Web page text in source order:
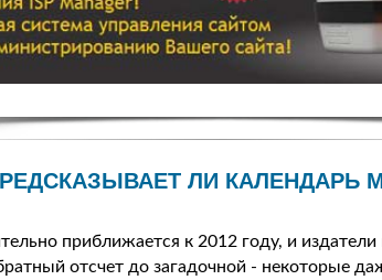
ЛИ КАЛЕНДАРЬ
приближается к 2012 году, и
отсчет до загадочной - некоторые